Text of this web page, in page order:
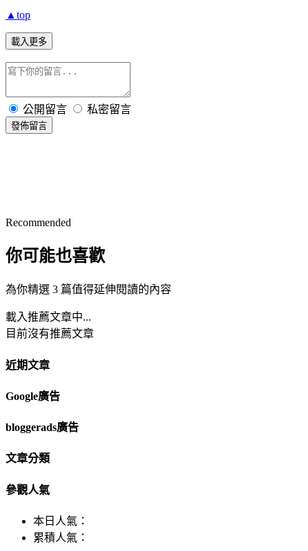
▲top
載入更多
公開留言 私密留言
發佈留言
Recommended
你可能也喜歡
為你精選 3 篇值得延伸閱讀的內容
載入推薦文章中...
目前沒有推薦文章
近期文章
Google廣告
bloggerads廣告
文章分類
參觀人氣
本日人氣：
累積人氣：